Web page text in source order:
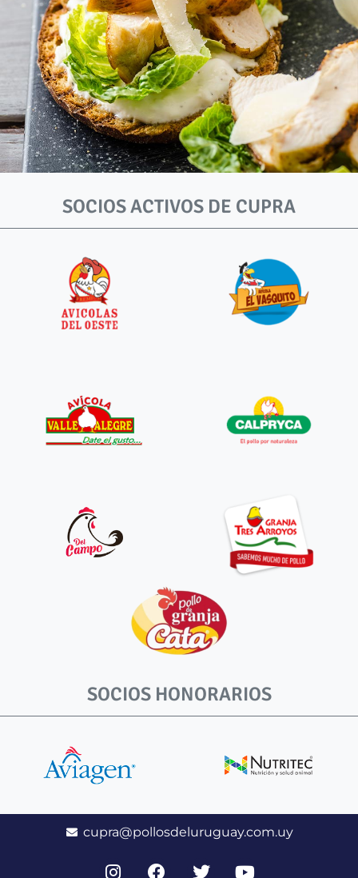
SOCIOS ACTIVOS DE CUPRA
SOCIOS HONORARIOS
cupra@pollosdeluruguay.com.uy